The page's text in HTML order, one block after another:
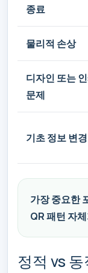
종료
물리적 손상
디자인 또는
문제
기초 정보 변경
가장 중요한
QR 패턴 자
정적 vs